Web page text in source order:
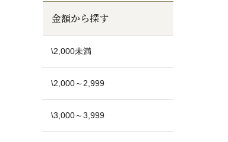
金額から探す
\2,000未満
\2,000～2,999
\3,000～3,999